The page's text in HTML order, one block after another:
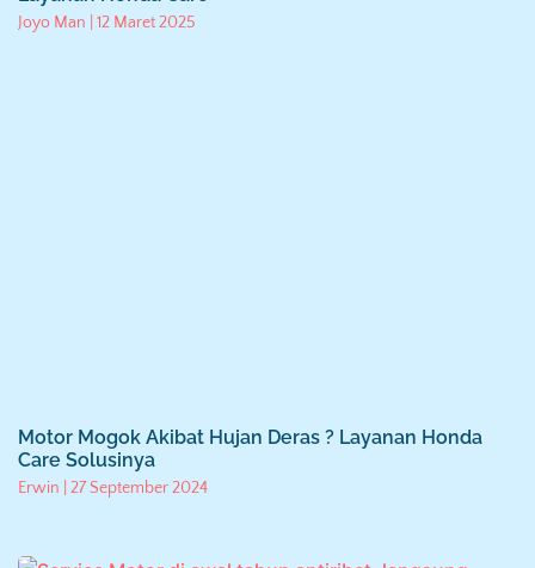
Joyo Man 12 Maret 2025
Motor Mogok Akibat Hujan Deras ? Layanan Honda
Care Solusinya
Erwin 27 September 2024